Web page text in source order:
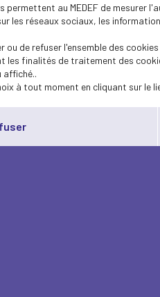
permettent au MEDEF de mesurer
les réseaux sociaux, les
ou de refuser l'ensemble des
les finalités de traitement des
affiché..
à tout moment en cliquant sur le